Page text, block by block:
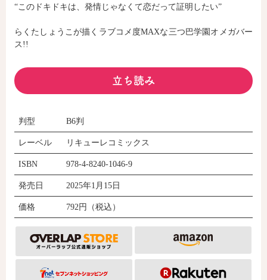
閉じる
“このドキドキは、発情じゃなくて恋だって証明したい”
らくたしょうこが描くラブコメ度MAXな三つ巴学園オメガバー
ス!!
立ち読み
判型 B6判
レーベル リキューレコミックス
ISBN 978-4-8240-1046-9
発売日 2025年1月15日
価格 792円（税込）